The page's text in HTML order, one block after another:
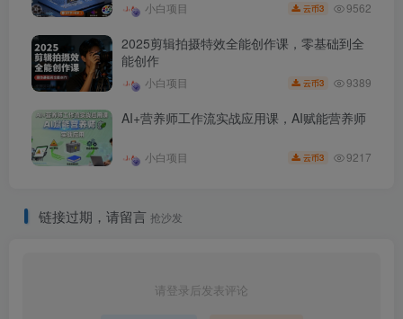
小白项目 云币3 9562
2025剪辑拍摄特效全能创作课，零基础到全
能创作
小白项目 云币3 9389
AI+营养师工作流实战应用课，AI赋能营养师
小白项目 云币3 9217
链接过期，请留言 抢沙发
请登录后发表评论